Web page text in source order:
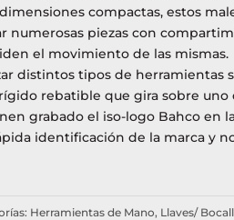
compactas, estos
numerosas piezas con
el movimiento de las mismas.
distintos tipos de herramientas
rebatible que gira sobre uno
grabado el iso-logo Bahco en
identificación de la marca y
Herramientas de Mano, Llaves/